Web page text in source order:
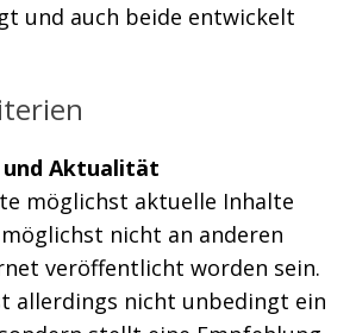
und auch beide entwickelt
Aktualität
möglichst aktuelle Inhalte
nicht an anderen
veröffentlicht worden sein.
allerdings nicht unbedingt ein